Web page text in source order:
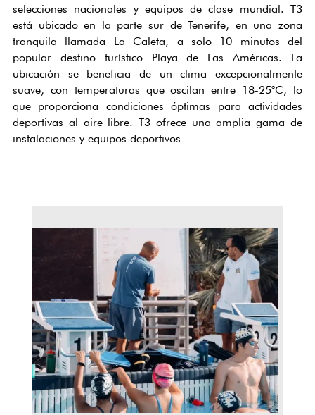
selecciones nacionales y equipos de clase mundial. T3
está ubicado en la parte sur de Tenerife, en una zona
tranquila llamada La Caleta, a solo 10 minutos del
popular destino turístico Playa de Las Américas. La
ubicación se beneficia de un clima excepcionalmente
suave, con temperaturas que oscilan entre 18-25°C, lo
que proporciona condiciones óptimas para actividades
deportivas al aire libre. T3 ofrece una amplia gama de
instalaciones y equipos deportivos